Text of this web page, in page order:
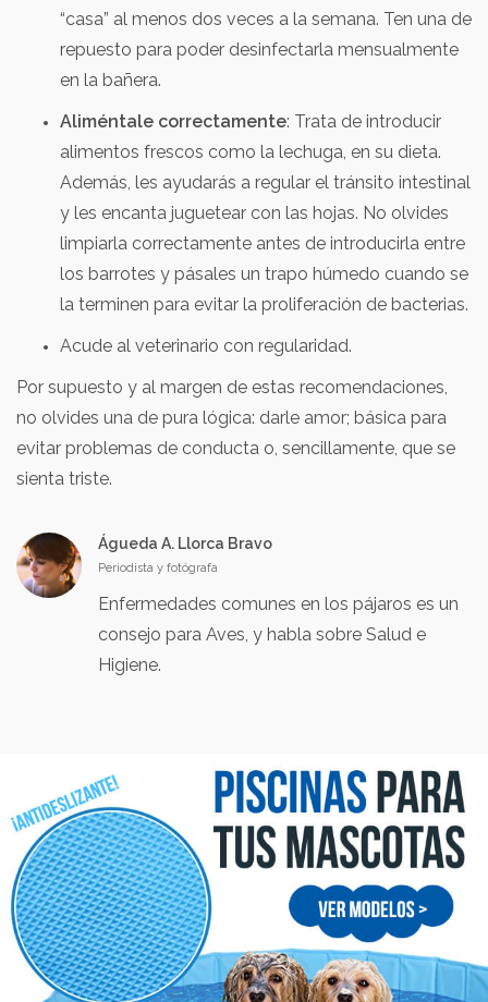
“casa” al menos dos veces a la semana. Ten una de
repuesto para poder desinfectarla mensualmente
en la bañera.
Aliméntale correctamente: Trata de introducir
alimentos frescos como la lechuga, en su dieta.
Además, les ayudarás a regular el tránsito intestinal
y les encanta juguetear con las hojas. No olvides
limpiarla correctamente antes de introducirla entre
los barrotes y pásales un trapo húmedo cuando se
la terminen para evitar la proliferación de bacterias.
Acude al veterinario con regularidad.
Por supuesto y al margen de estas recomendaciones,
no olvides una de pura lógica: darle amor; básica para
evitar problemas de conducta o, sencillamente, que se
sienta triste.
Águeda A. Llorca Bravo
Periodista y fotógrafa
Enfermedades comunes en los pájaros es un
consejo para Aves, y habla sobre Salud e
Higiene.